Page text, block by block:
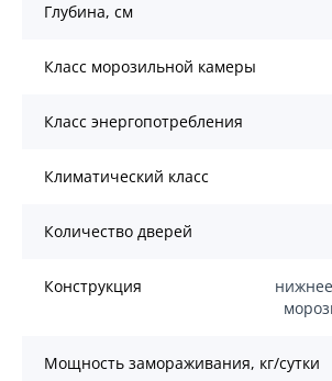
Глубина, см
Класс морозильной камеры
Класс энергопотребления
Климатический класс
Количество дверей
Конструкция
Мощность замораживания, кг/сутки